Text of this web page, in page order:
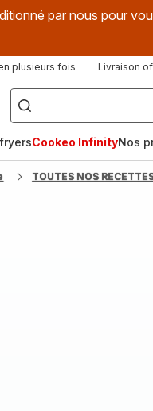
par nous pour
plusieurs fois Livraison
["Que
recherchez-
vous
?",
fryer",
"Companion"]
Cookeo InfinityNos
TOUTES NOS